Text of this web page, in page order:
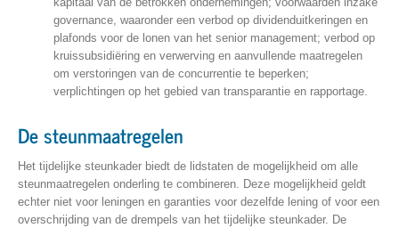
governance, waaronder een verbod op dividenduitkeringen en
plafonds voor de lonen van het senior management; verbod op
kruissubsidiëring en verwerving en aanvullende maatregelen
om verstoringen van de concurrentie te beperken;
verplichtingen op het gebied van transparantie en rapportage.
De steunmaatregelen
Het tijdelijke steunkader biedt de lidstaten de mogelijkheid om alle
steunmaatregelen onderling te combineren. Deze mogelijkheid geldt
echter niet voor leningen en garanties voor dezelfde lening of voor een
overschrijding van de drempels van het tijdelijke steunkader. De